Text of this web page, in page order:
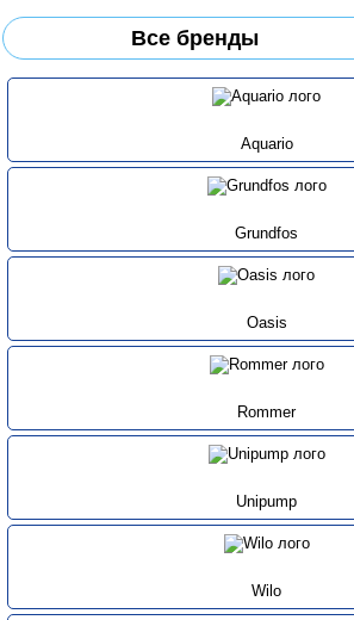
Все бренды
Aquario
Grundfos
Oasis
Rommer
Unipump
Wilo